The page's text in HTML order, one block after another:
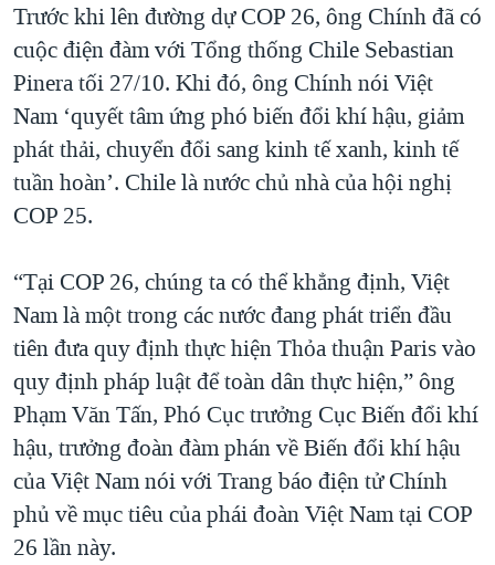
Trước khi lên đường dự COP 26, ông Chính đã có
cuộc điện đàm với Tổng thống Chile Sebastian
Pinera tối 27/10. Khi đó, ông Chính nói Việt
Nam ‘quyết tâm ứng phó biến đổi khí hậu, giảm
phát thải, chuyển đổi sang kinh tế xanh, kinh tế
tuần hoàn’. Chile là nước chủ nhà của hội nghị
COP 25.
“Tại COP 26, chúng ta có thể khẳng định, Việt
Nam là một trong các nước đang phát triển đầu
tiên đưa quy định thực hiện Thỏa thuận Paris vào
quy định pháp luật để toàn dân thực hiện,” ông
Phạm Văn Tấn, Phó Cục trưởng Cục Biến đổi khí
hậu, trưởng đoàn đàm phán về Biến đổi khí hậu
của Việt Nam nói với Trang báo điện tử Chính
phủ về mục tiêu của phái đoàn Việt Nam tại COP
26 lần này.